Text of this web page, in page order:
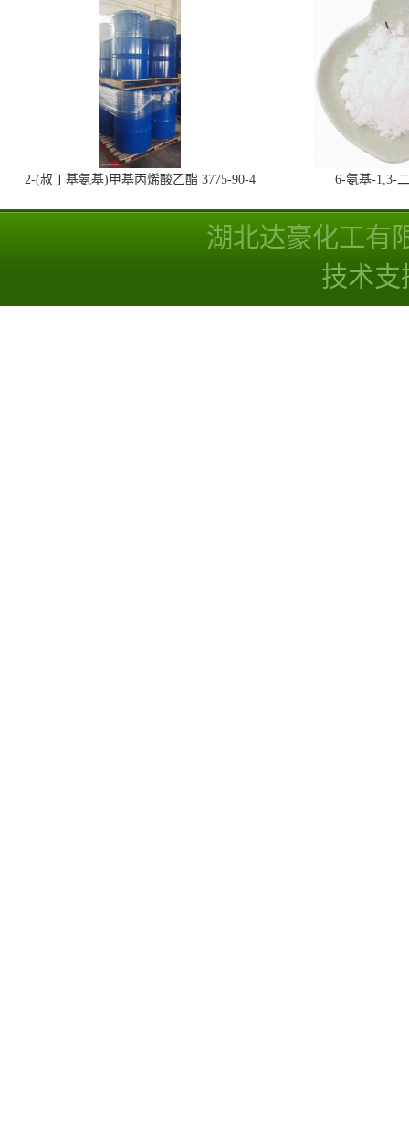
2-(叔丁基氨基)甲基丙烯酸乙酯 3775-90-4 6-氨基-1,3-
湖北达豪化工有
技术